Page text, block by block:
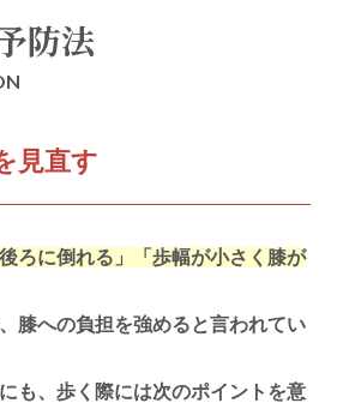
防法
見直す
ろに倒れる」「歩幅が小さく膝が
膝への負担を強めると言われてい
も、歩く際には次のポイントを意